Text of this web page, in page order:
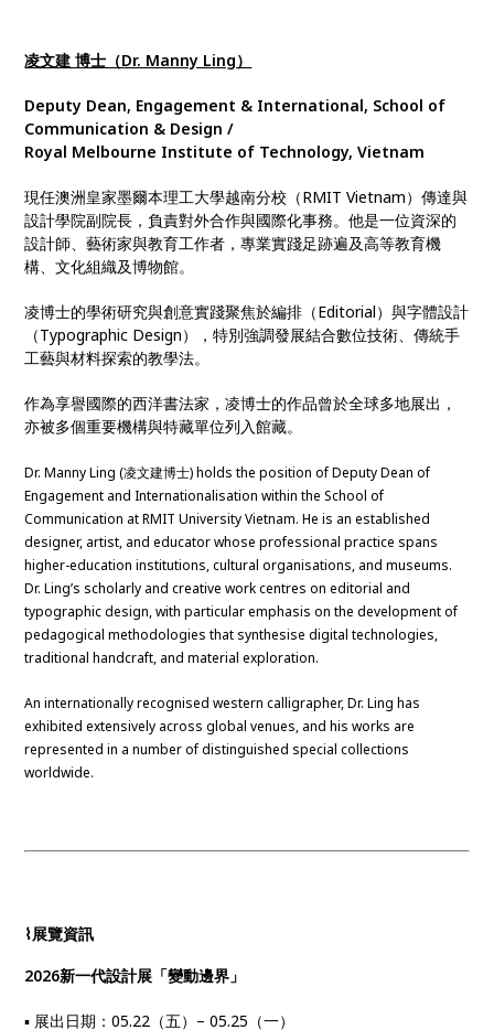
凌文建 博士（Dr. Manny Ling）
Deputy Dean, Engagement & International, School of
Communication & Design/
Royal Melbourne Institute of Technology, Vietnam
現任澳洲皇家墨爾本理工大學越南分校（RMIT Vietnam）傳達與
設計學院副院長，負責對外合作與國際化事務。他是一位資深的
設計師、藝術家與教育工作者，專業實踐足跡遍及高等教育機
構、文化組織及博物館。
凌博士的學術研究與創意實踐聚焦於編排（Editorial）與字體設計
（Typographic Design），特別強調發展結合數位技術、傳統手
工藝與材料探索的教學法。
作為享譽國際的西洋書法家，凌博士的作品曾於全球多地展出，
亦被多個重要機構與特藏單位列入館藏。
Dr. Manny Ling (凌文建博士) holds the position of Deputy Dean of
Engagement and Internationalisation within the School of
Communication at RMIT University Vietnam. He is an established
designer, artist, and educator whose professional practice spans
higher-education institutions, cultural organisations, and museums.
Dr. Ling’s scholarly and creative work centres on editorial and
typographic design, with particular emphasis on the development of
pedagogical methodologies that synthesise digital technologies,
traditional handcraft, and material exploration.
An internationally recognised western calligrapher, Dr. Ling has
exhibited extensively across global venues, and his works are
represented in a number of distinguished special collections
worldwide.
⌇展覽資訊
2026新一代設計展「變動邊界」
▪ 展出日期：​05.22（五）– 05.25（一）